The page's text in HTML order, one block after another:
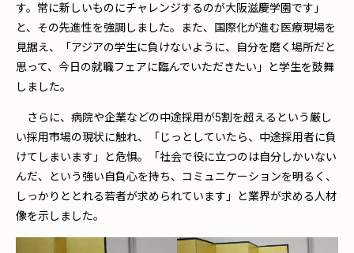
す。常に新しいものにチャレンジするのが大阪滋慶学園です」
と、その先進性を強調しました。また、国際化が進む医療現場を
見据え、「アジアの学生に負けないように、自分を磨く場所だと
思って、今日の就職フェアに臨んでいただきたい」と学生を鼓舞
しました。
さらに、病院や企業などの中途採用が5割を超えるという厳し
い採用市場の現状に触れ、「じっとしていたら、中途採用者に負
けてしまいます」と危惧。「社会で役に立つのは自分しかいない
んだ、という強い自負心を持ち、コミュニケーションを明るく、
しっかりととれる若者が求められています」と業界が求める人材
像を示しました。